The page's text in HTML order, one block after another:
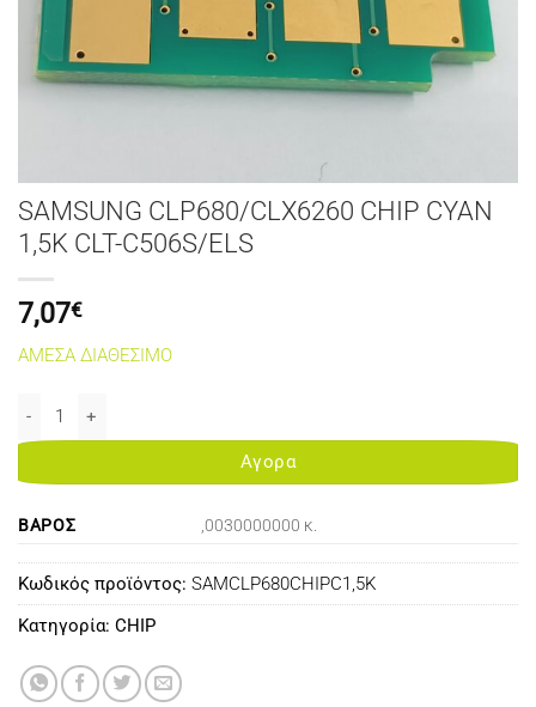
SAMSUNG CLP680/CLX6260 CHIP CYAN
1,5K CLT-C506S/ELS
7,07€
ΑΜΕΣΑ ΔΙΑΘΕΣΙΜΟ
SAMSUNG CLP680/CLX6260 CHIP CYAN 1,5K CLT-C506S/ELS
Αγορα
ΒΆΡΟΣ ,0030000000 κ.
Κωδικός προϊόντος: SAMCLP680CHIPC1,5K
Κατηγορία: CHIP